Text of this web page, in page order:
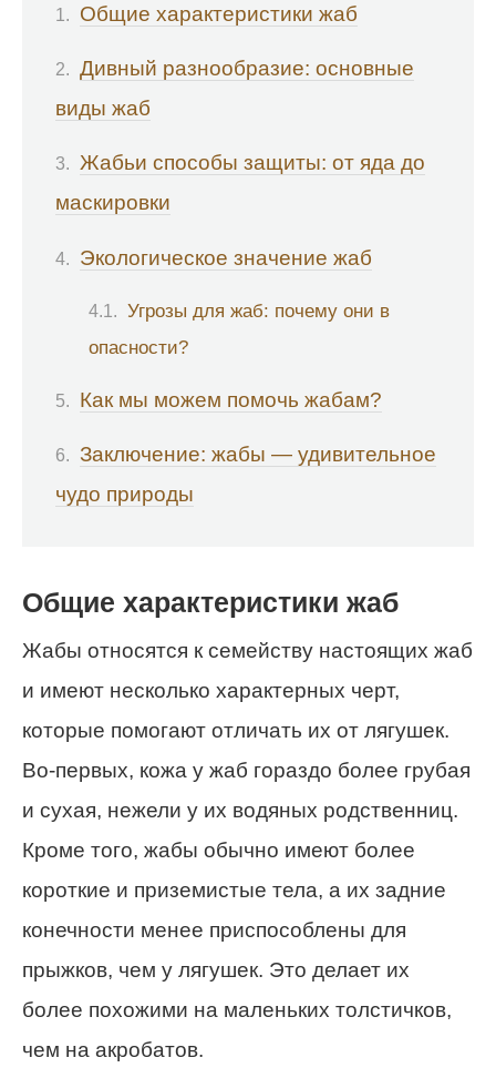
Общие характеристики жаб
Дивный разнообразие: основные
виды жаб
Жабьи способы защиты: от яда до
маскировки
Экологическое значение жаб
Угрозы для жаб: почему они в
опасности?
Как мы можем помочь жабам?
Заключение: жабы — удивительное
чудо природы
Общие характеристики жаб
Жабы относятся к семейству настоящих жаб
и имеют несколько характерных черт,
которые помогают отличать их от лягушек.
Во-первых, кожа у жаб гораздо более грубая
и сухая, нежели у их водяных родственниц.
Кроме того, жабы обычно имеют более
короткие и приземистые тела, а их задние
конечности менее приспособлены для
прыжков, чем у лягушек. Это делает их
более похожими на маленьких толстичков,
чем на акробатов.